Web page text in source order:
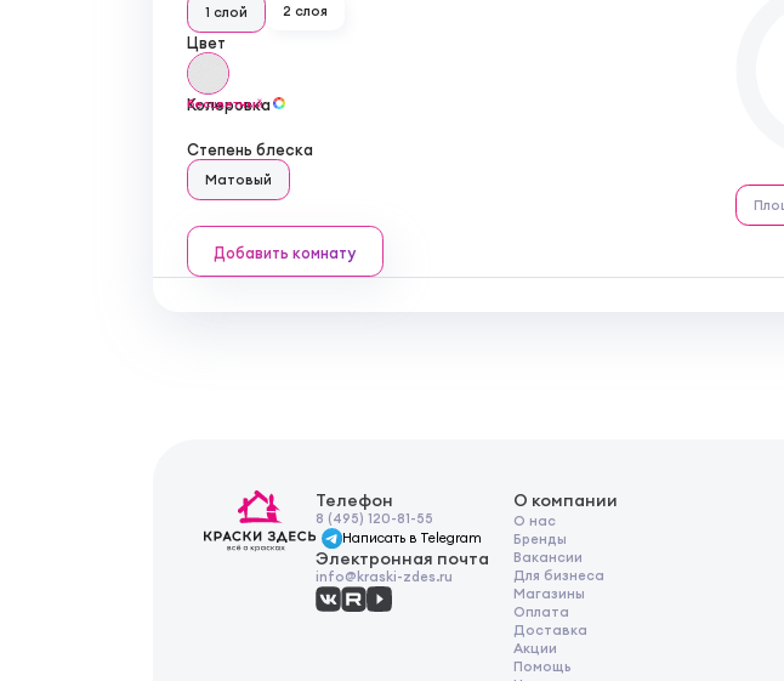
1 слой 2 слоя
Цвет
бесцветный
Колеровка
Степень блеска
Матовый
Добавить комнату
Телефон
8 (495) 120-81-55
Написать в Telegram
Электронная почта
info@kraski-zdes.ru
О компании
О нас
Бренды
Вакансии
Для бизнеса
Магазины
Оплата
Доставка
Акции
Помощь